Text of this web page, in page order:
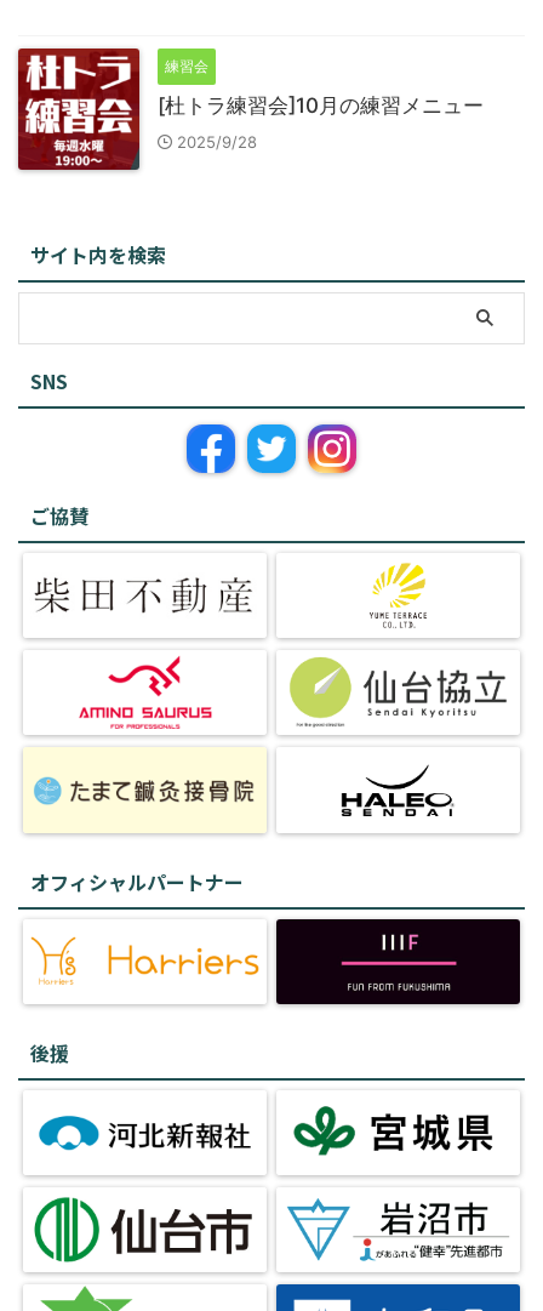
練習会
[杜トラ練習会]10月の練習メニュー
2025/9/28
サイト内を検索
SNS
ご協賛
オフィシャルパートナー
後援